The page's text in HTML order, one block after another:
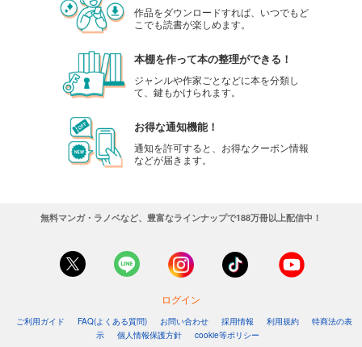
作品をダウンロードすれば、いつでもど
こでも読書が楽しめます。
本棚を作って本の整理ができる！
ジャンルや作家ごとなどに本を分類し
て、鍵もかけられます。
お得な通知機能！
通知を許可すると、お得なクーポン情報
などが届きます。
無料マンガ・ラノベなど、豊富なラインナップで188万冊以上配信中！
ログイン
ご利用ガイド FAQ(よくある質問) お問い合わせ 採用情報 利用規約
特商法の表
示
個人情報保護方針 cookie等ポリシー